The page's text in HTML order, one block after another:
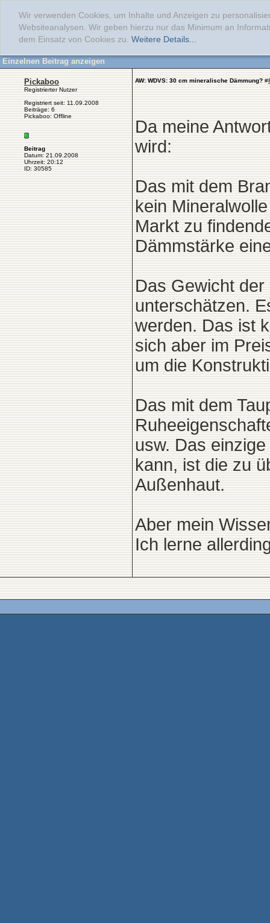
Wir verwenden Cookies, um Inhalte und Anzeigen zu
Websiteanalysen. Wir geben hierzu nur das Minimum an
dem Einsatz von Cookies zu. Weitere Details...
Einzelnen Beitrag anzeigen
Pickaboo
Registrierter Nutzer
Registriert seit: 11.09.2008
Beiträge: 6
Pickaboo: Offline
Beitrag
Datum: 21.09.2008
Uhrzeit: 20:12
ID: 30585
AW: WDVS: 30 cm mineralische Dämmung? #
Da meine
wird:
Das mit dem
kein
Markt zu
Dämmstärke
Das Gewicht
unterschätzen.
werden. Das ist
sich aber im
um die
Das mit dem
usw. Das
kann, ist die zu
Außenhaut.
Aber mein
Ich lerne